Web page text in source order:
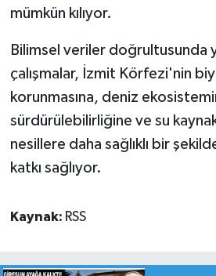
mümkün kılıyor.
Bilimsel veriler doğrultusunda
çalışmalar, İzmit Körfezi'nin
korunmasına, deniz
sürdürülebilirliğine ve su
nesillere daha sağlıklı bir
katkı sağlıyor.
Kaynak: RSS